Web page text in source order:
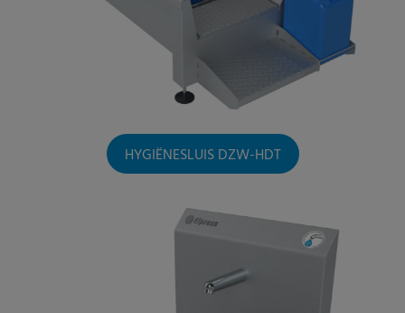
HYGIËNESLUIS DZW-HDT